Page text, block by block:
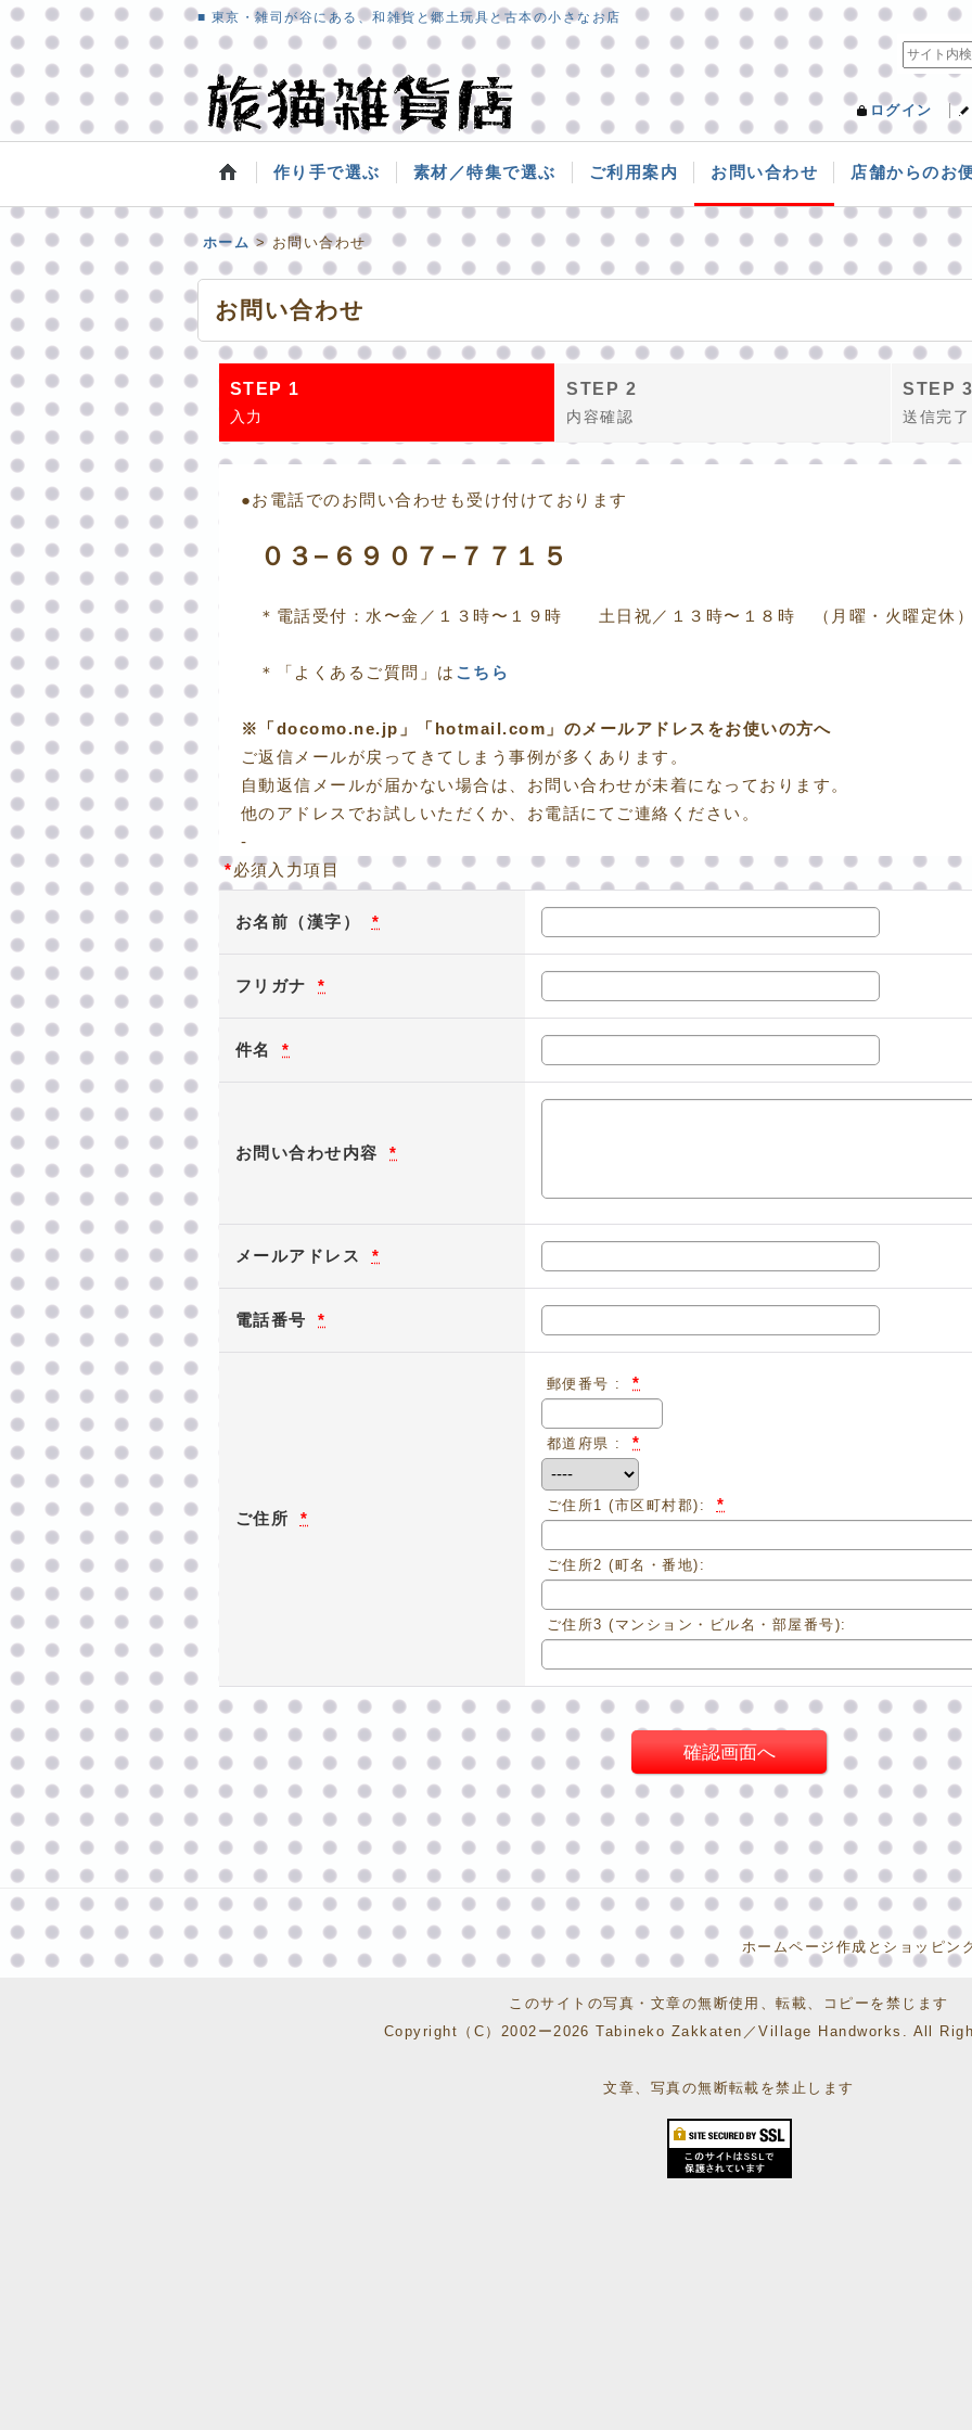
■ 東京・雑司が谷にある、和雑貨と郷土玩具と古本の小さなお店
ログイン
作り手で選ぶ 素材／特集で選ぶ ご利用案内 お問い合わせ 店舗からのお
ホーム > お問い合わせ
お問い合わせ
STEP 1
入力
STEP 2
内容確認
STEP
送信完了
●お電話でのお問い合わせも受け付けております
０３−６９０７−７７１５
＊電話受付：水〜金／１３時〜１９時 土日祝／１３時〜１８時 （月曜・火曜定休
＊「よくあるご質問」は こちら
※「docomo.ne.jp」「hotmail.com」のメールアドレスをお使いの方へ
ご返信メールが戻ってきてしまう事例が多くあります。
自動返信メールが届かない場合は、お問い合わせが未着になっております。
他のアドレスでお試しいただくか、お電話にてご連絡ください。
-
*必須入力項目
お名前（漢字） *
フリガナ *
件名 *
お問い合わせ内容 *
メールアドレス *
電話番号 *
ご住所 *
郵便番号 : *
都道府県 : *
ご住所1(市区町村郡): *
ご住所2(町名・番地):
ご住所3(マンション・ビル名・部屋番号):
ホームページ作成とショッピン
このサイトの写真・文章の無断使用、転載、コピーを禁じます
Copyright（C）2002ー2026 Tabineko Zakkaten／Village Handworks. All
文章、写真の無断転載を禁止します